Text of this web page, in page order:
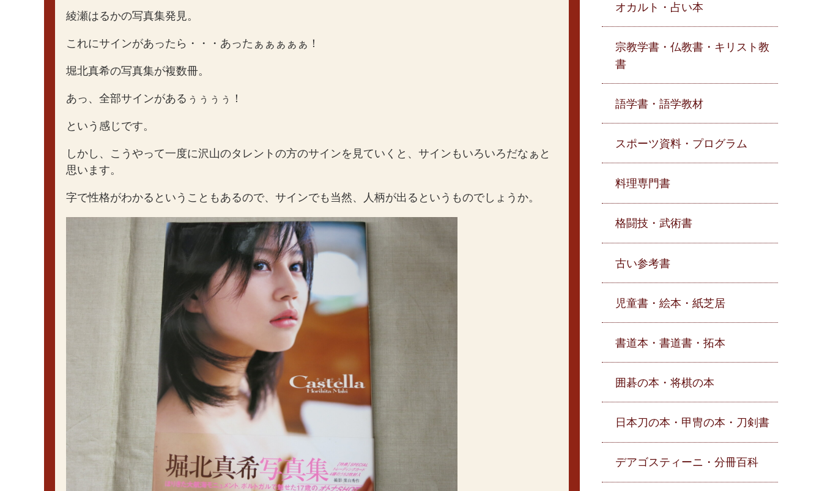
綾瀬はるかの写真集発見。
これにサインがあったら・・・あったぁぁぁぁぁ！
堀北真希の写真集が複数冊。
あっ、全部サインがあるぅぅぅぅ！
という感じです。
しかし、こうやって一度に沢山のタレントの方のサインを見ていくと、サインもいろいろだなぁと
思います。
字で性格がわかるということもあるので、サインでも当然、人柄が出るというものでしょうか。
オカルト・占い本
宗教学書・仏教書・キリスト教
書
語学書・語学教材
スポーツ資料・プログラム
料理専門書
格闘技・武術書
古い参考書
児童書・絵本・紙芝居
書道本・書道書・拓本
囲碁の本・将棋の本
日本刀の本・甲冑の本・刀剣書
デアゴスティーニ・分冊百科